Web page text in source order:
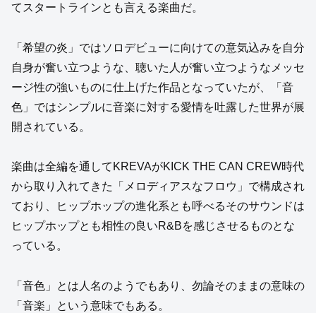
てスタートラインとも言える楽曲だ。
「希望の炎」ではソロデビューに向けての意気込みを自分
自身が奮い立つような、聴いた人が奮い立つようなメッセ
ージ性の強いものに仕上げた作品となっていたが、「音
色」ではシンプルに音楽に対する愛情を吐露した世界が展
開されている。
楽曲は全編を通してKREVAがKICK THE CAN CREW時代
から取り入れてきた「メロディアスなフロウ」で構成され
ており、ヒップホップの進化系とも呼べるそのサウンドは
ヒップホップとも相性の良いR&Bを感じさせるものとな
っている。
「音色」とは人名のようでもあり、勿論そのままの意味の
「音楽」という意味でもある。